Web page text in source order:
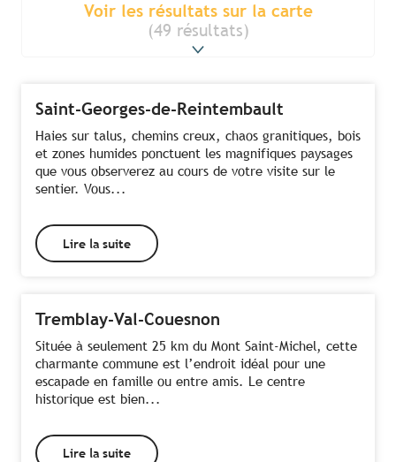
Voir les résultats sur la carte
(49 résultats)
Saint-Georges-de-Reintembault
Haies sur talus, chemins creux, chaos granitiques, bois
et zones humides ponctuent les magnifiques paysages
que vous observerez au cours de votre visite sur le
sentier. Vous...
Lire la suite
Tremblay-Val-Couesnon
Située à seulement 25 km du Mont Saint-Michel, cette
charmante commune est l’endroit idéal pour une
escapade en famille ou entre amis. Le centre
historique est bien...
Lire la suite